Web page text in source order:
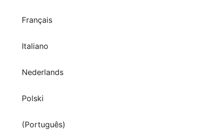
Français
Italiano
Nederlands
Polski
(Português)